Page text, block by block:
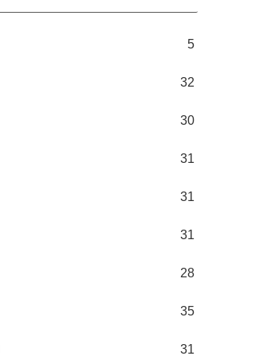
5
32
30
31
31
31
28
35
31